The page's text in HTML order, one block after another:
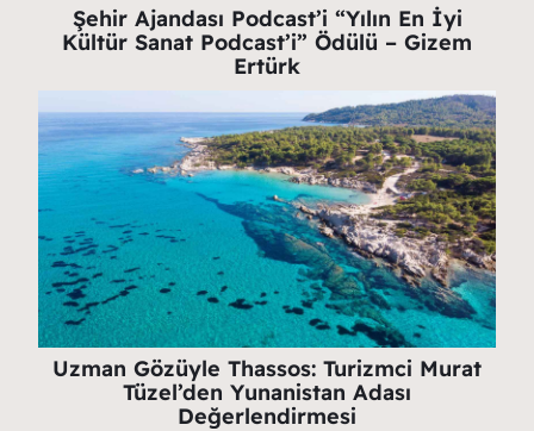
Şehir Ajandası Podcast’i “Yılın En İyi
Kültür Sanat Podcast’i” Ödülü – Gizem
Ertürk
Uzman Gözüyle Thassos: Turizmci Murat
Tüzel’den Yunanistan Adası
Değerlendirmesi